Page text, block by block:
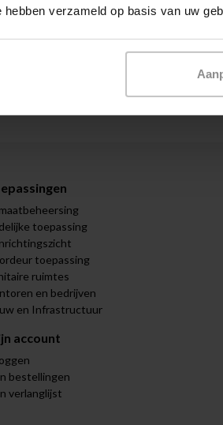
verzameld op basis van uw
toepassing
toepassing
ruimtes
en bedrijven
en Infrastructuur
account
bestellingen
verlanglijst